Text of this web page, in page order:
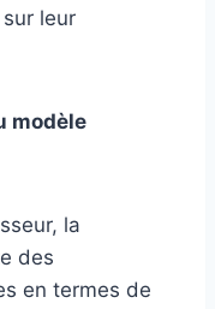
leur
modèle
la
des
en termes de